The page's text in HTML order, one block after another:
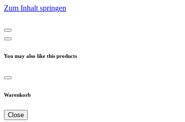
Zum Inhalt springen
You may also like this products
Warenkorb
Close